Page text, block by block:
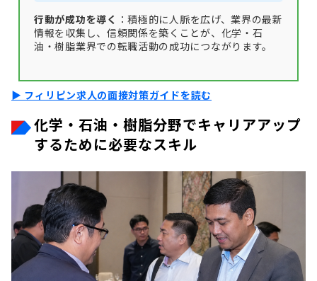
行動が成功を導く ：積極的に人脈を広げ、業界の最新
情報を収集し、信頼関係を築くことが、化学・石
油・樹脂業界での転職活動の成功につながります。
▶ フィリピン求人の面接対策ガイドを読む
化学・石油・樹脂分野でキャリアアップ
するために必要なスキル